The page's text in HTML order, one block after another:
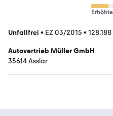
Unfallfrei • EZ 03/2015 •
Autovertrieb Müller GmbH
35614 Asslar